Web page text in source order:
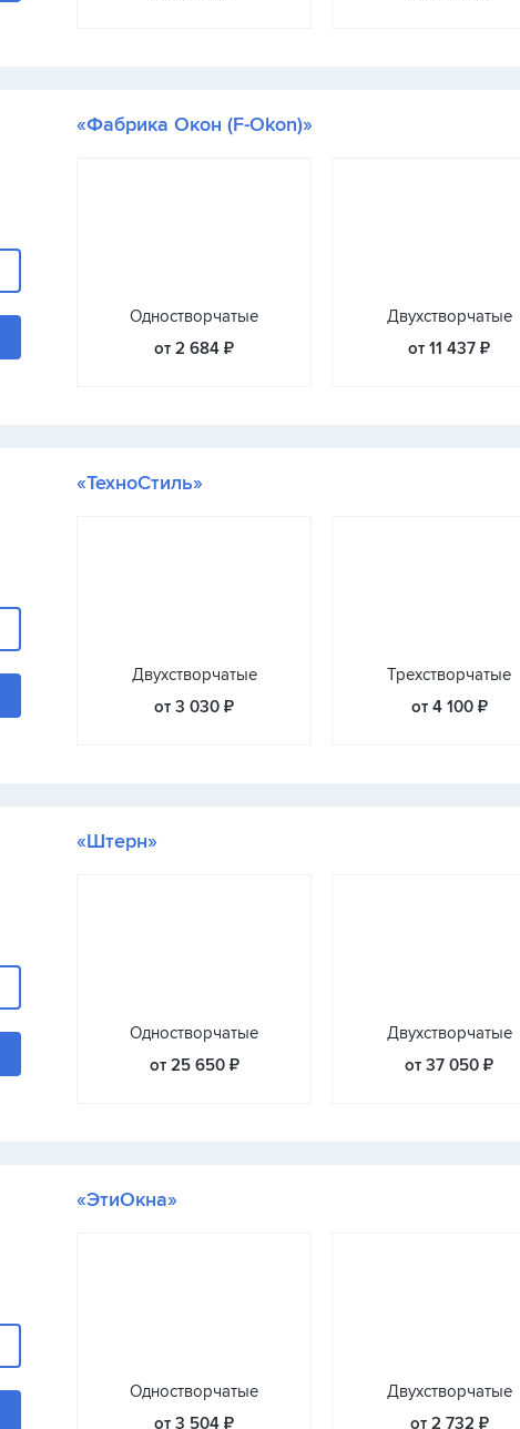
«Фабрика Окон (F-Okon)»
Одностворчатые
от 2 684 ₽
Двухстворчатые
от 11 437 ₽
«ТехноСтиль»
Двухстворчатые
от 3 030 ₽
Трехстворчатые
от 4 100 ₽
«Штерн»
Одностворчатые
от 25 650 ₽
Двухстворчатые
от 37 050 ₽
«ЭтиОкна»
Одностворчатые
от 3 504 ₽
Двухстворчатые
от 2 732 ₽